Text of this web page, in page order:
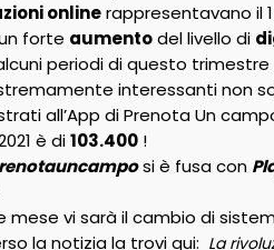
onlinerappresentavano il
forte aumentodel livello di
periodi di questo
interessanti non
all’App di Prenota Un
è di103.400!
si è fusa con
mese vi sarà il cambio di
la notizia la trovi qui: La